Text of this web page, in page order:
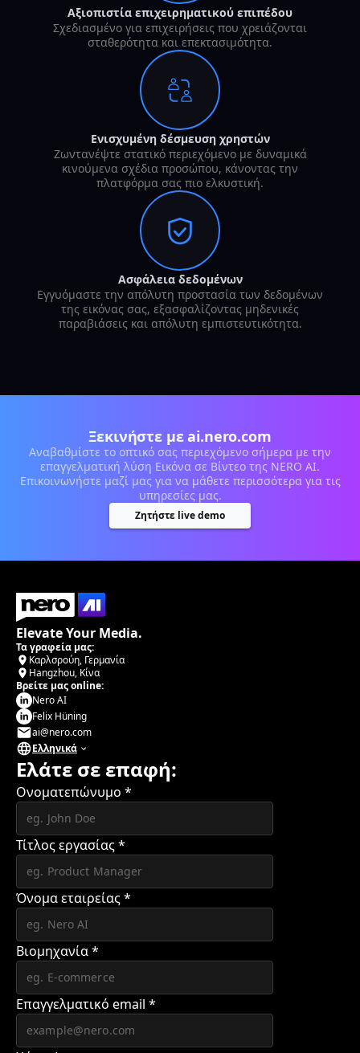
Αξιοπιστία επιχειρηματικού επιπέδου
Σχεδιασμένο για επιχειρήσεις που χρειάζονται
σταθερότητα και επεκτασιμότητα.
Ενισχυμένη δέσμευση χρηστών
Ζωντανέψτε στατικό περιεχόμενο με δυναμικά
κινούμενα σχέδια προσώπου, κάνοντας την
πλατφόρμα σας πιο ελκυστική.
Ασφάλεια δεδομένων
Εγγυόμαστε την απόλυτη προστασία των δεδομένων
της εικόνας σας, εξασφαλίζοντας μηδενικές
παραβιάσεις και απόλυτη εμπιστευτικότητα.
Ξεκινήστε με ai.nero.com
Αναβαθμίστε το οπτικό σας περιεχόμενο σήμερα με την
επαγγελματική λύση Εικόνα σε Βίντεο της NERO AI.
Επικοινωνήστε μαζί μας για να μάθετε περισσότερα για τις
υπηρεσίες μας.
Ζητήστε live demo
Elevate Your Media.
Τα γραφεία μας:
Καρλσρούη, Γερμανία
Hangzhou, Κίνα
Βρείτε μας online:
Nero AI
Felix Hüning
ai@nero.com
Ελληνικά
Ελάτε σε επαφή:
Ονοματεπώνυμο *
Τίτλος εργασίας*
Όνομα εταιρείας*
Βιομηχανία*
Επαγγελματικό email *